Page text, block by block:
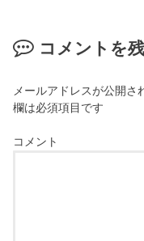
コメントを
メールアドレスが公開さ
欄は必須項目です
コメント